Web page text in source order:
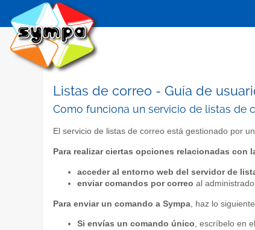
Listas de correo - Guía de
Como funciona un servicio de listas de
El servicio de listas de correo está gestionado por un
Para realizar ciertas opciones relacionadas con
acceder al entorno web del servidor de
enviar comandos por correo al
Para enviar un comando a Sympa , haz lo
Si envías un comando único, escríbelo en